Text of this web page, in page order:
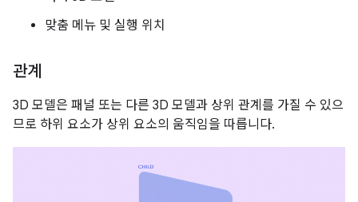
맞춤 메뉴 및 실행 위치
관계
3D 모델은 패널 또는 다른 3D 모델과 상위 관계를 가질 수 있으
므로 하위 요소가 상위 요소의 움직임을 따릅니다.